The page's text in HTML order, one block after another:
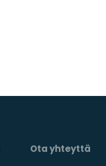
Ota yhteyttä